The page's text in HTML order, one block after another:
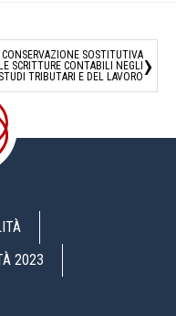
CONSERVAZIONE SOSTITUTIVA
SCRITTURE CONTABILI NEGLI
STUDI TRIBUTARI E DEL LAVORO ›
2023